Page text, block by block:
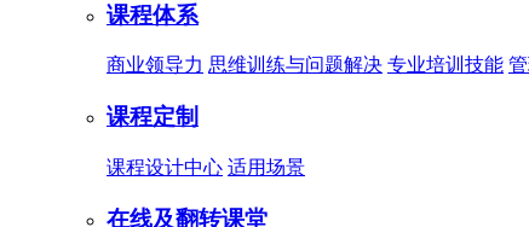
课程体系
商业领导力 思维训练与问题解决 专业培训技能
课程定制
课程设计中心 适用场景
在线及翻转课堂